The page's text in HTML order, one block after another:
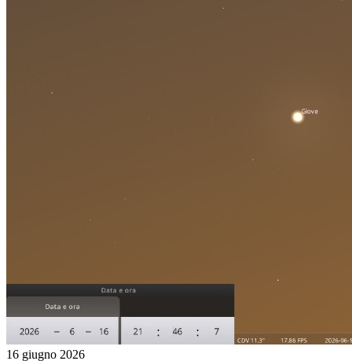
16 giugno 2026